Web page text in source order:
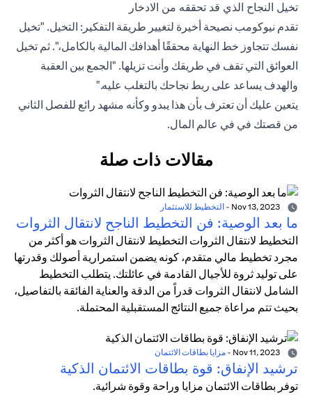
تخيل النجاح الذي قد تحققه من الادخار
تقدم نيوكومب نصيحة أخيرة لتغيير طريقة التفكير: التخيل. "تخيل
نفسك تتجاوز خط النهاية محققًا أهدافك المالية بالكامل،". ثم تخيل
العوائق التي تقف في طريقك وأنت تزيلها. "الجمع بين العقبة
والهدف يساعد على ربط نجاحك بالتغلب عليه."
يتعين عليك أن تعترف بأن هذا يبدو وكأنه مشهد رائع للفصل الثاني
من قصتك في في عالم المال.
مقالات ذات صلة
- التخطيط للاستثمار
ما بعد الوصية: فن التخطيط الناجح لانتقال الثروات
التخطيط لانتقال الثروات التخطيط لانتقال الثروات هو أكثر من
مجرد تخطيط مالي متقدم، كونه يضمن استمرارية أصولك وقدرتها
على توليد ثروة للأجيال القادمة في عائلتك. يتطلب التخطيط
الشامل لانتقال الثروات قدراً من الدقة والعناية الفائقة بالتفاصيل،
بحيث تتم مراعاة جميع النتائج المستقبلية المحتملة.
- مزايا بطاقات الائتمان
ترشيد الإنفاق: قوة بطاقات الائتمان الذكية
توفر بطاقات الائتمان مزايا وراحة وقوة شرائية.